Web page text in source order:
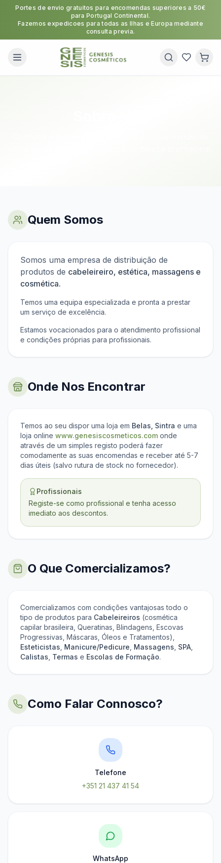
Portes de envio gratuitos para encomendas superiores a 50€
para Portugal Continental.
Fazemos expedicoes para todas as Ilhas e Europa mediante
consulta previa.
Quem Somos
Somos uma empresa de distribuição de
produtos de cabeleireiro, estética, massagens e
cosmética.
Temos uma equipa especializada e pronta a prestar
um serviço de excelência.
Estamos vocacionados para o atendimento profissional
e condições próprias para profissionais.
Onde Nos Encontrar
Temos ao seu dispor uma loja em Belas, Sintra e uma
loja online www.genesiscosmeticos.com onde
através de um simples registo poderá fazer
comodamente as suas encomendas e receber até 5-7
dias úteis (salvo rutura de stock no fornecedor).
Profissionais
Registe-se como profissional e tenha acesso
imediato aos descontos.
O Que Comercializamos?
Comercializamos com condições vantajosas todo o
tipo de produtos para Cabeleireiros (cosmética
capilar brasileira, Queratinas, Blindagens, Escovas
Progressivas, Máscaras, Óleos e Tratamentos),
Esteticistas Manicure/Pedicure Massagens SPA
Calistas Termas e Escolas de Formação.
Como Falar Connosco?
Telefone
+351 21 437 41 54
WhatsApp